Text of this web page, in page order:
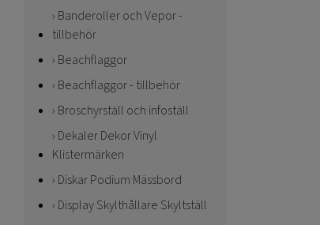
Banderoller och Vepor -
tillbehör
Beachflaggor
Beachflaggor - tillbehör
Broschyrställ och infoställ
Dekaler Dekor Vinyl
Klistermärken
Diskar Podium Mässbord
Display Skylthållare Skyltställ